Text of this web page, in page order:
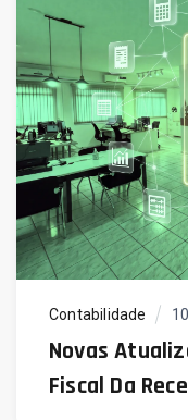
Contabilidade
Novas
Fiscal Da